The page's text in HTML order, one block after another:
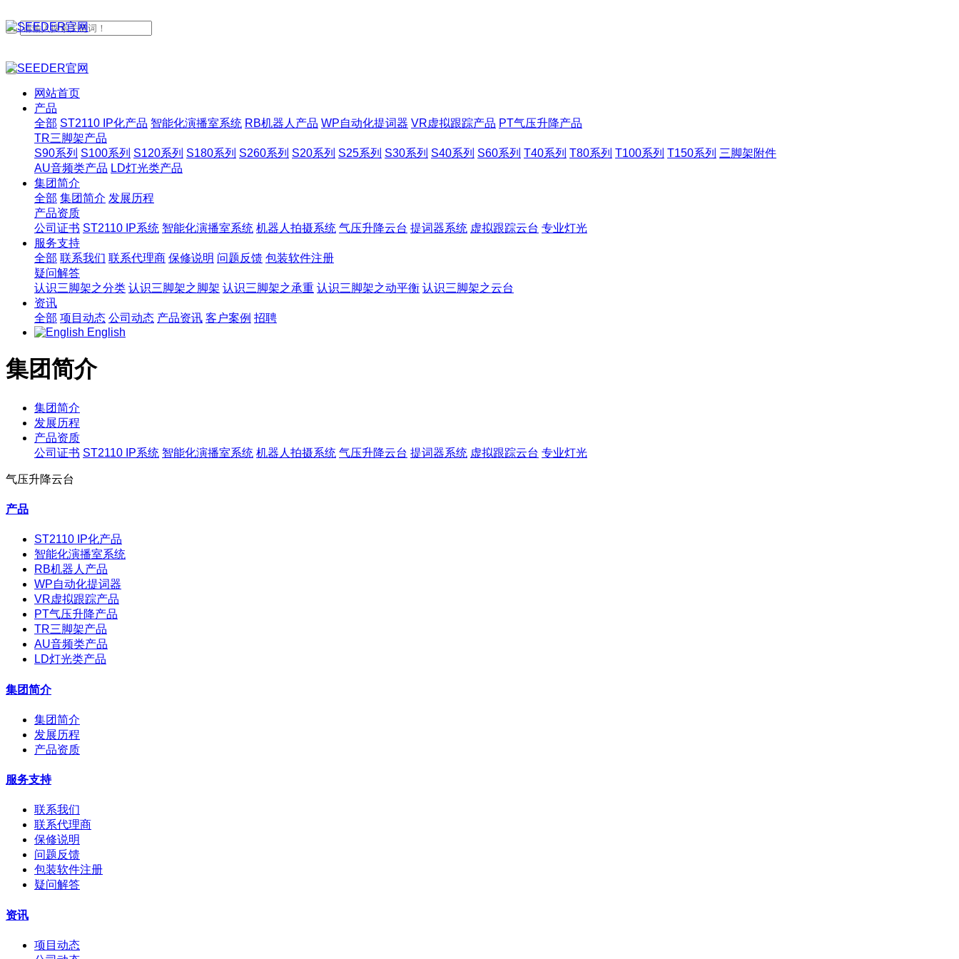
网站首页
产品
全部 ST2110 IP化产品 智能化演播室系统 RB机器人产品 WP自动化提词器 VR虚拟跟踪产品 PT气压升降产品
TR三脚架产品
S90系列 S100系列 S120系列 S180系列 S260系列 S20系列 S25系列 S30系列 S40系列 S60系列 T40系列 T80系列 T100系列 T150系列 三脚架附件
AU音频类产品 LD灯光类产品
集团简介
全部 集团简介 发展历程
产品资质
公司证书 ST2110 IP系统 智能化演播室系统 机器人拍摄系统 气压升降云台 提词器系统 虚拟跟踪云台 专业灯光
服务支持
全部 联系我们 联系代理商 保修说明 问题反馈 包装软件注册
疑问解答
认识三脚架之分类 认识三脚架之脚架 认识三脚架之承重 认识三脚架之动平衡 认识三脚架之云台
资讯
全部 项目动态 公司动态 产品资讯 客户案例 招聘
English
集团简介
集团简介
发展历程
产品资质
公司证书 ST2110 IP系统 智能化演播室系统 机器人拍摄系统 气压升降云台 提词器系统 虚拟跟踪云台 专业灯光
气压升降云台
产品
ST2110 IP化产品
智能化演播室系统
RB机器人产品
WP自动化提词器
VR虚拟跟踪产品
PT气压升降产品
TR三脚架产品
AU音频类产品
LD灯光类产品
集团简介
集团简介
发展历程
产品资质
服务支持
联系我们
联系代理商
保修说明
问题反馈
包装软件注册
疑问解答
资讯
项目动态